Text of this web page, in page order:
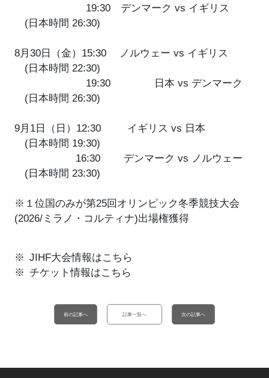
19:30 デンマーク vs イギリス
(日本時間 26:30)
8月30日（金）15:30 ノルウェー vs イギリス
(日本時間 22:30)
19:30 日本 vs デンマーク
(日本時間 26:30)
9月1日（日）12:30 イギリス vs 日本
(日本時間 19:30)
16:30 デンマーク vs ノルウェー
(日本時間 23:30)
※１位国のみが第25回オリンピック冬季競技大会
(2026/ミラノ・コルティナ)出場権獲得
JIHF大会情報はこちら
チケット情報はこちら
前の記事へ 記事一覧へ 次の記事へ